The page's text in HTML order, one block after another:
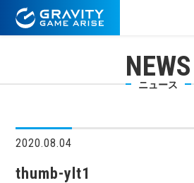
NEWS
ニュース
2020.08.04
thumb-ylt1